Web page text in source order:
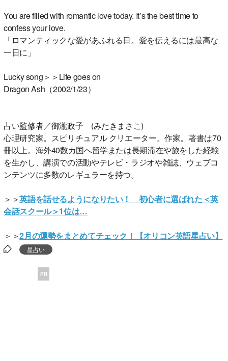
You are filled with romantic love today. It’s the best time to
confess your love.
「ロマンティックな愛があふれる日。愛を伝えるには最高な
一日に」
Lucky song＞＞Life goes on
Dragon Ash（2002/1/23）
占い監修者／御瀧政子 (みたきまさこ)
心理研究家。スピリチュアル クリエーター。作家。著書は70
冊以上。海外40数カ国へ留学または長期滞在や旅をした経験
を生かし、講演での活動やテレビ・ラジオや雑誌、ウェブコ
ンテンツに多数のレギュラーを持つ。
＞＞英語を話せるようになりたい！ 初心者に選ばれた＜英
会話スクール＞1位は…
＞＞2月の運勢をまとめてチェック！【オリコン英語星占い】
星占い
PR